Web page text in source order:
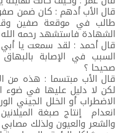
قال الأب أدهم : كان ضمن
طالب في موقعة صفين
الشهادة فاستشهد رحمه
قال أحمد : لقد سمعت يا أبي
السبب في الإصابة
صحيحا ؟
قال الأب مبتسما : هذه من
لكن لا دليل عليها في ضوء
الاضطراب أو الخلل الجيني
انعدام إنتاج صبغة
والشعر والعيون ولذلك